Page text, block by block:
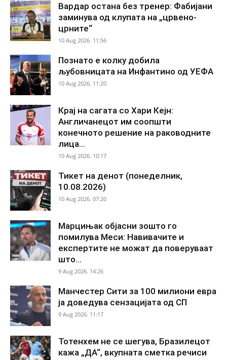
Вардар остана без тренер: Фабијани
заминува од клупата на „црвено-
црните“
10 Aug 2026. 11:56
Познато е колку добила
љубовницата на Инфантино од УЕФА
10 Aug 2026. 11:20
Крај на сагата со Хари Кејн:
Англичанецот им соопшти
конечното решение на раководните
лица...
10 Aug 2026. 10:17
Тикет на денот (понеделник,
10.08.2026)
10 Aug 2026. 07:20
Марцињак објасни зошто го
помилува Меси: Навивачите и
експертите не можат да поверуваат
што...
9 Aug 2026. 14:26
Манчестер Сити за 100 милиони евра
ја доведува сензацијата од СП
9 Aug 2026. 11:17
Тотенхем не се шегува, Бразилецот
кажа „ДА“, вкупната сметка речиси